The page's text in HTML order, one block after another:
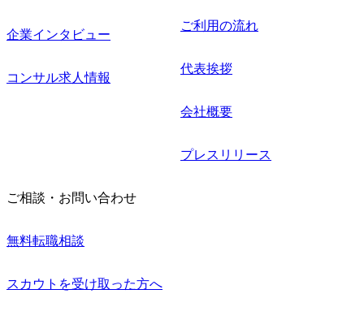
企業インタビュー
コンサル求人情報
ご利用の流れ
代表挨拶
会社概要
プレスリリース
ご相談・お問い合わせ
無料転職相談
スカウトを受け取った方へ